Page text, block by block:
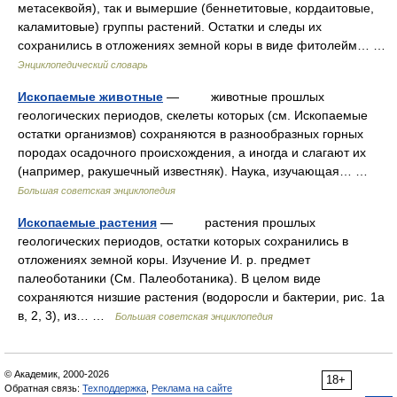
метасеквойя), так и вымершие (беннетитовые, кордаитовые,
каламитовые) группы растений. Остатки и следы их
сохранились в отложениях земной коры в виде фитолейм… …
Энциклопедический словарь
Ископаемые животные — животные прошлых
геологических периодов, скелеты которых (см. Ископаемые
остатки организмов) сохраняются в разнообразных горных
породах осадочного происхождения, а иногда и слагают их
(например, ракушечный известняк). Наука, изучающая… …
Большая советская энциклопедия
Ископаемые растения — растения прошлых
геологических периодов, остатки которых сохранились в
отложениях земной коры. Изучение И. р. предмет
палеоботаники (См. Палеоботаника). В целом виде
сохраняются низшие растения (водоросли и бактерии, рис. 1а
в, 2, 3), из… …
Большая советская энциклопедия
18+
© Академик, 2000-2026
Обратная связь: Техподдержка Реклама на сайте